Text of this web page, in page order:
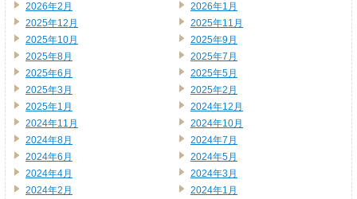
2026年2月
2026年1月
2025年12月
2025年11月
2025年10月
2025年9月
2025年8月
2025年7月
2025年6月
2025年5月
2025年3月
2025年2月
2025年1月
2024年12月
2024年11月
2024年10月
2024年8月
2024年7月
2024年6月
2024年5月
2024年4月
2024年3月
2024年2月
2024年1月